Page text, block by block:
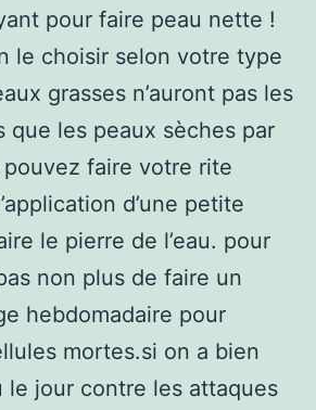
pour faire peau nette !
le choisir selon votre type
grasses n’auront pas les
que les peaux sèches par
faire votre rite
d’une petite
le pierre de l’eau. pour
non plus de faire un
hebdomadaire pour
mortes.si on a bien
le jour contre les attaques